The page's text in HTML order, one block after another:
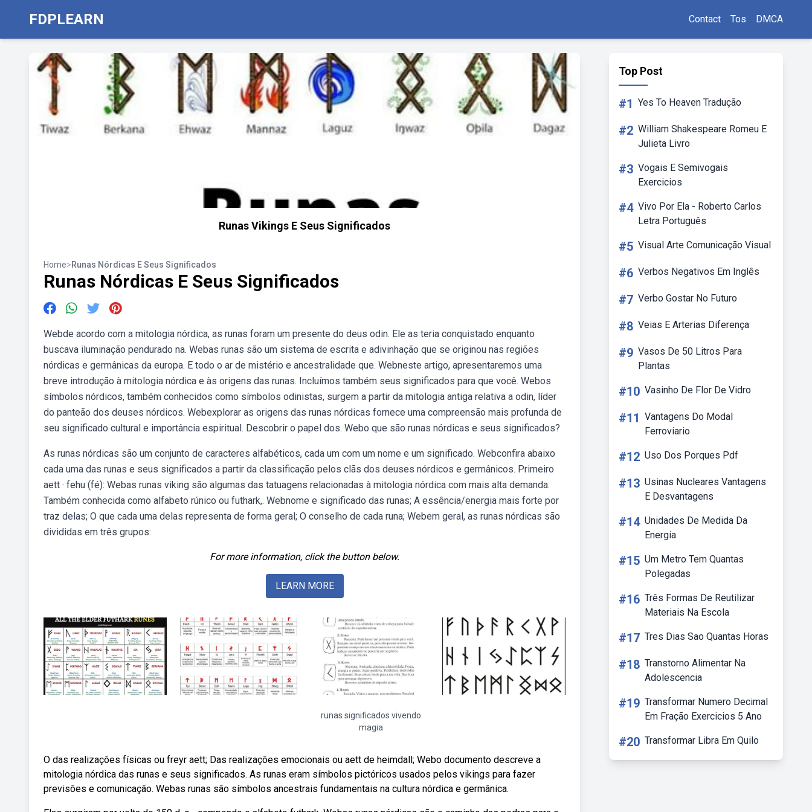
FDPLEARN Contact Tos DMCA
Runas Vikings E Seus Significados
Home>Runas Nórdicas E Seus Significados
Runas Nórdicas E Seus Significados
Webde acordo com a mitologia nórdica, as runas foram um presente do deus odin. Ele as teria conquistado enquanto
buscava iluminação pendurado na. Webas runas são um sistema de escrita e adivinhação que se originou nas regiões
nórdicas e germânicas da europa. E todo o ar de mistério e ancestralidade que. Webneste artigo, apresentaremos uma
breve introdução à mitologia nórdica e às origens das runas. Incluímos também seus significados para que você. Webos
símbolos nórdicos, também conhecidos como símbolos odinistas, surgem a partir da mitologia antiga relativa a odin, líder
do panteão dos deuses nórdicos. Webexplorar as origens das runas nórdicas fornece uma compreensão mais profunda de
seu significado cultural e importância espiritual. Descobrir o papel dos. Webo que são runas nórdicas e seus significados?
As runas nórdicas são um conjunto de caracteres alfabéticos, cada um com um nome e um significado. Webconfira abaixo
cada uma das runas e seus significados a partir da classificação pelos clãs dos deuses nórdicos e germânicos. Primeiro
aett · fehu (fé): Webas runas viking são algumas das tatuagens relacionadas à mitologia nórdica com mais alta demanda.
Também conhecida como alfabeto rúnico ou futhark,. Webnome e significado das runas; A essência/energia mais forte por
traz delas; O que cada uma delas representa de forma geral; O conselho de cada runa; Webem geral, as runas nórdicas são
divididas em três grupos:
For more information, click the button below.
LEARN MORE
runas significados vivendo
magia
O das realizações físicas ou freyr aett; Das realizações emocionais ou aett de heimdall; Webo documento descreve a
mitologia nórdica das runas e seus significados. As runas eram símbolos pictóricos usados pelos vikings para fazer
previsões e comunicação. Webas runas são símbolos ancestrais fundamentais na cultura nórdica e germânica.
Top Post
#1 Yes To Heaven Tradução
#2 William Shakespeare Romeu E
Julieta Livro
#3 Vogais E Semivogais
Exercicios
#4 Vivo Por Ela - Roberto Carlos
Letra Português
#5 Visual Arte Comunicação Visual
#6 Verbos Negativos Em Inglês
#7 Verbo Gostar No Futuro
#8 Veias E Arterias Diferença
#9 Vasos De 50 Litros Para
Plantas
#10 Vasinho De Flor De Vidro
#11 Vantagens Do Modal
Ferroviario
#12 Uso Dos Porques Pdf
#13 Usinas Nucleares Vantagens
E Desvantagens
#14 Unidades De Medida Da
Energia
#15 Um Metro Tem Quantas
Polegadas
#16 Três Formas De Reutilizar
Materiais Na Escola
#17 Tres Dias Sao Quantas Horas
#18 Transtorno Alimentar Na
Adolescencia
#19 Transformar Numero Decimal
Em Fração Exercicios 5 Ano
#20 Transformar Libra Em Quilo